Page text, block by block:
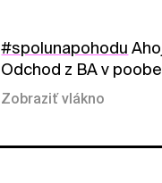
#spolunapohodu
Odchod z BA v
Zobraziť vlákno